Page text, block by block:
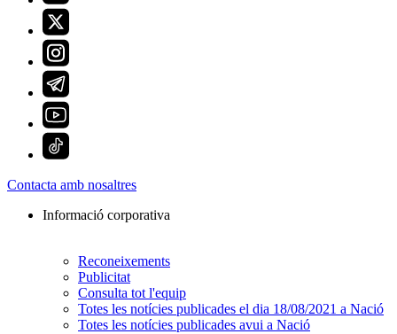
Contacta amb nosaltres
Informació corporativa
Reconeixements
Publicitat
Consulta tot l'equip
Totes les notícies publicades el dia 18/08/2021 a Nació
Totes les notícies publicades avui a Nació